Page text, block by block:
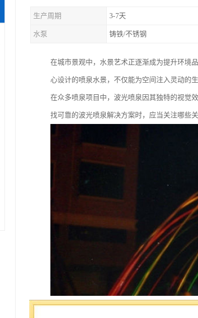
生产周期 3-7天
水泵 铸铁/不锈钢
在城市景观中，水景艺术正逐渐成为提升环境
心设计的喷泉水景，不仅能为空间注入灵动的
在众多喷泉项目中，波光喷泉因其独特的视觉
找可靠的波光喷泉解决方案时，应当关注哪些